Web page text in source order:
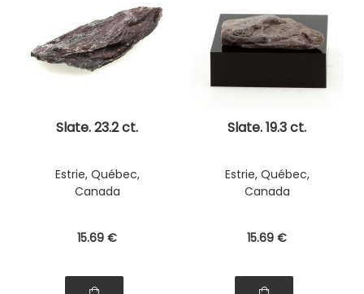
Slate. 23.2 ct.
Estrie, Québec,
Canada
15.69 €
Slate. 19.3 ct.
Estrie, Québec,
Canada
15.69 €